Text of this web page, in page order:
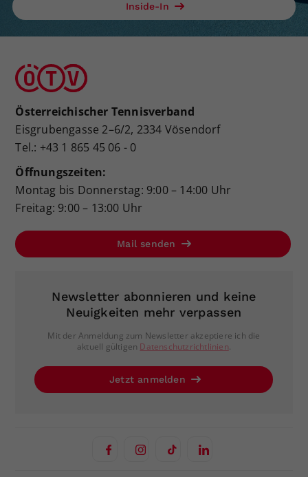
Inside-In
Österreichischer Tennisverband
Eisgrubengasse 2–6/2, 2334 Vösendorf
Tel.: +43 1 865 45 06 - 0
Öffnungszeiten:
Montag bis Donnerstag: 9:00 – 14:00 Uhr
Freitag: 9:00 – 13:00 Uhr
Mail senden
Newsletter abonnieren und keine
Neuigkeiten mehr verpassen
Mit der Anmeldung zum Newsletter akzeptiere ich die
aktuell gültigen Datenschutzrichtlinien.
Jetzt anmelden